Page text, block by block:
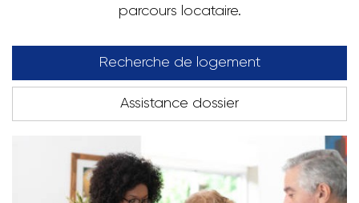
parcours locataire.
Recherche de logement
Assistance dossier